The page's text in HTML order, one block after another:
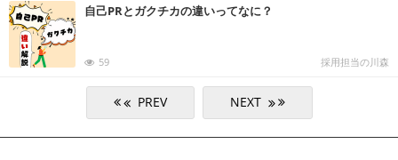
自己PRとガクチカの違いってなに？
59 採用担当の川森